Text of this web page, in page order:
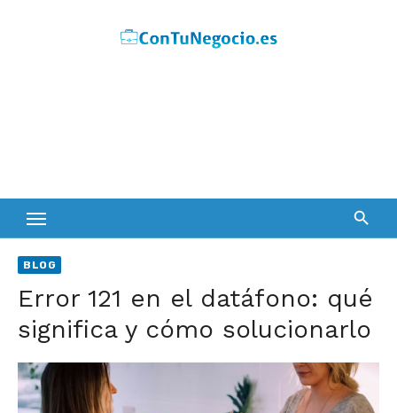
BLOG
Error 121 en el datáfono: qué
significa y cómo solucionarlo